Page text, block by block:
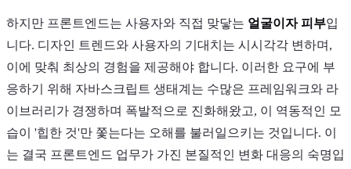
하지만 프론트엔드는 사용자와 직접 맞닿는 얼굴이자 피부입
니다. 디자인 트렌드와 사용자의 기대치는 시시각각 변하며,
이에 맞춰 최상의 경험을 제공해야 합니다. 이러한 요구에 부
응하기 위해 자바스크립트 생태계는 수많은 프레임워크와 라
이브러리가 경쟁하며 폭발적으로 진화해왔고, 이 역동적인 모
습이 '힙한 것'만 쫓는다는 오해를 불러일으키는 것입니다. 이
는 결국 프론트엔드 업무가 가진 본질적인 변화 대응의 숙명입